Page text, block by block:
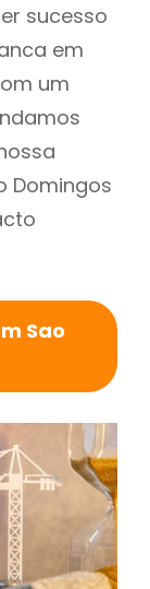
sucesso
em
um
Domingos
Sao